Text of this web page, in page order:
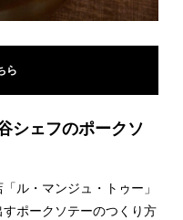
ら
シェフのポークソ
ル・マンジュ・トゥー」
ポークソテーのつくり方